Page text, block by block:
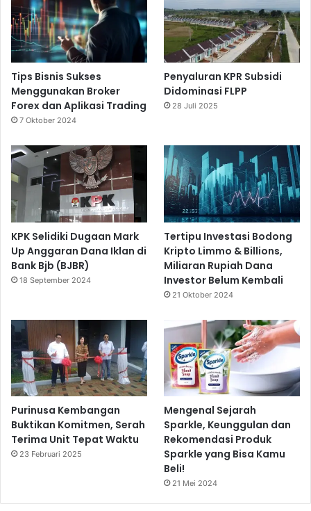
Tips Bisnis Sukses
Menggunakan Broker
Forex dan Aplikasi Trading
7 Oktober 2024
Penyaluran KPR Subsidi
Didominasi FLPP
28 Juli 2025
KPK Selidiki Dugaan Mark
Up Anggaran Dana Iklan di
Bank Bjb (BJBR)
18 September 2024
Tertipu Investasi Bodong
Kripto Limmo & Billions,
Miliaran Rupiah Dana
Investor Belum Kembali
21 Oktober 2024
Purinusa Kembangan
Buktikan Komitmen, Serah
Terima Unit Tepat Waktu
23 Februari 2025
Mengenal Sejarah
Sparkle, Keunggulan dan
Rekomendasi Produk
Sparkle yang Bisa Kamu
Beli!
21 Mei 2024